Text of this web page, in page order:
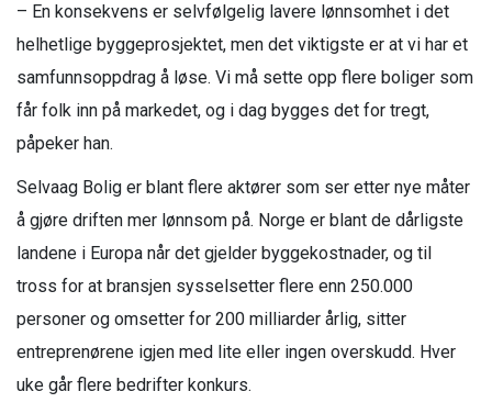
– En konsekvens er selvfølgelig lavere lønnsomhet i det
helhetlige byggeprosjektet, men det viktigste er at vi har et
samfunnsoppdrag å løse. Vi må sette opp flere boliger som
får folk inn på markedet, og i dag bygges det for tregt,
påpeker han.
Selvaag Bolig er blant flere aktører som ser etter nye måter
å gjøre driften mer lønnsom på. Norge er blant de dårligste
landene i Europa når det gjelder byggekostnader, og til
tross for at bransjen sysselsetter flere enn 250.000
personer og omsetter for 200 milliarder årlig, sitter
entreprenørene igjen med lite eller ingen overskudd. Hver
uke går flere bedrifter konkurs.